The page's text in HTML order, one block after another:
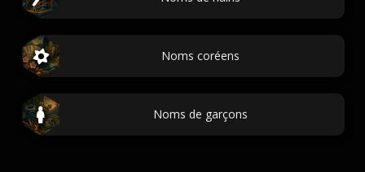
Noms coréens
Noms de garçons